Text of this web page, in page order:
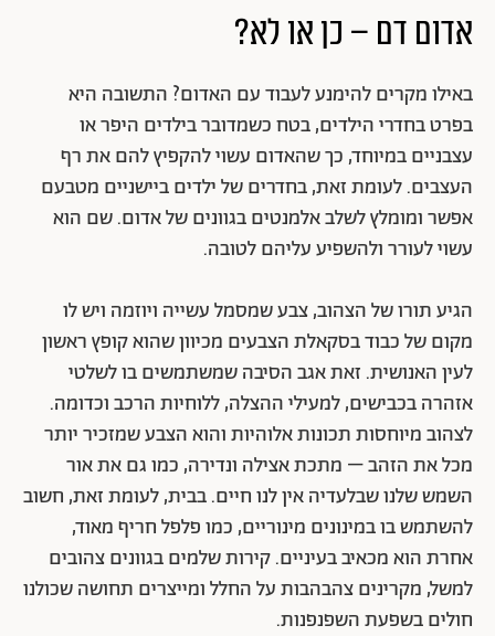
אדום דם – כן או לא?
באילו מקרים להימנע לעבוד עם האדום? התשובה היא
בפרט בחדרי הילדים, בטח כשמדובר בילדים היפר או
עצבניים במיוחד, כך שהאדום עשוי להקפיץ להם את רף
העצבים. לעומת זאת, בחדרים של ילדים ביישניים מטבעם
אפשר ומומלץ לשלב אלמנטים בגוונים של אדום. שם הוא
עשוי לעורר ולהשפיע עליהם לטובה.
הגיע תורו של הצהוב, צבע שמסמל עשייה ויוזמה ויש לו
מקום של כבוד בסקאלת הצבעים מכיוון שהוא קופץ ראשון
לעין האנושית. זאת אגב הסיבה שמשתמשים בו לשלטי
אזהרה בכבישים, למעילי ההצלה, ללוחיות הרכב וכדומה.
לצהוב מיוחסות תכונות אלוהיות והוא הצבע שמזכיר יותר
מכל את הזהב – מתכת אצילה ונדירה, כמו גם את אור
השמש שלנו שבלעדיה אין לנו חיים. בבית, לעומת זאת, חשוב
להשתמש בו במינונים מינוריים, כמו פלפל חריף מאוד,
אחרת הוא מכאיב בעיניים. קירות שלמים בגוונים צהובים
למשל, מקרינים צהבהבות על החלל ומייצרים תחושה שכולנו
חולים בשפעת השפנפנות.